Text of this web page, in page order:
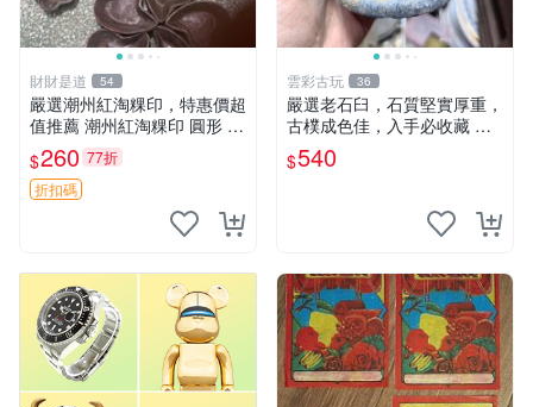
財財是道 54
嚴選潮州紅淘粿印，特惠價超
值推薦 潮州紅淘粿印 圓形 淀
粉 印模 菜餚
$260 77折
折扣碼
雲彩古玩 36
嚴選老石臼，石質堅實厚重，
古樸成色佳，入手必收藏 石
臼 古代 石磨
$540